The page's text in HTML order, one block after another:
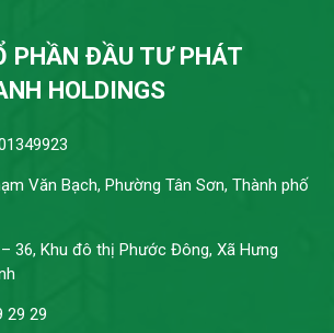
PHẦN ĐẦU TƯ PHÁT
HOLDINGS
Văn Bạch, Phường Tân Sơn, Thành phố
36, Khu đô thị Phước Đông, Xã Hưng
29 29